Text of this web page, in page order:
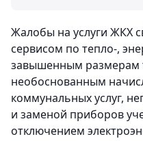
Жалобы на услуги ЖКХ
сервисом по тепло-,
завышенным размерам
необоснованным
коммунальных услуг,
и заменой приборов
отключением